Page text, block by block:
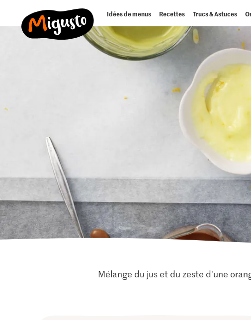
Idées de menus Recettes Trucs & Astuces
Mélange du jus et du zeste d'une